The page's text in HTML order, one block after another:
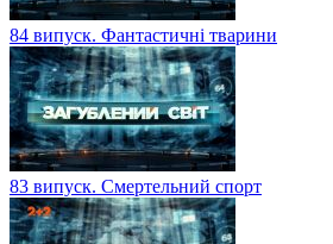
84 випуск. Фантастичні тварини
83 випуск. Смертельний спорт